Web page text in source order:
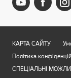
КАРТА САЙТУ
Політика
СПЕЦІАЛЬНІ